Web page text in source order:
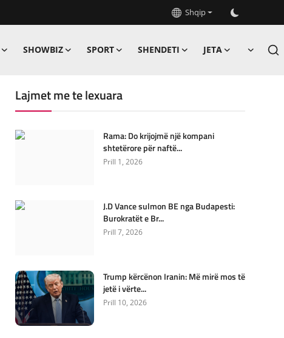
Shqip
SHOWBIZ SPORT SHENDETI JETA
Lajmet me te lexuara
Rama: Do krijojmë një kompani
shtetërore për naftë...
Prill 1, 2026
J.D Vance sulmon BE nga Budapesti:
Burokratët e Br...
Prill 7, 2026
Trump kërcënon Iranin: Më mirë mos të
jetë i vërte...
Prill 10, 2026